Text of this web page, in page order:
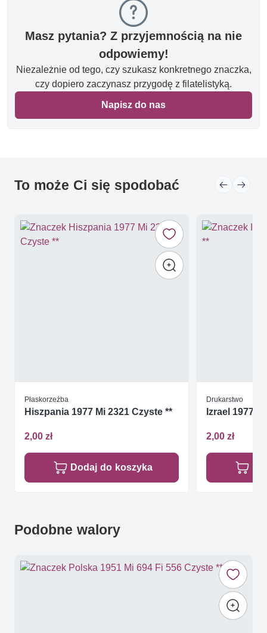
Masz pytania? Z przyjemnością na nie
odpowiemy!
Niezależnie od tego, czy szukasz konkretnego znaczka,
czy dopiero zaczynasz przygodę z filatelistyką.
Napisz do nas
To może Ci się spodobać
Płaskorzeźba
Hiszpania 1977 Mi 2321 Czyste **
2,00 zł
Dodaj do koszyka
Drukarstwo
Izrael 1977
2,00 zł
Podobne walory